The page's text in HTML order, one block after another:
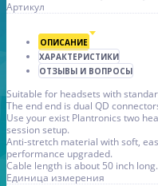
Артикул
ОПИСАНИЕ
ХАРАКТЕРИСТИКИ
ОТЗЫВЫ И ВОПРОСЫ
Suitable for headsets with
The end end is dual QD
Use your exist Plantronics two
session setup.
Anti-stretch material with soft,
performance upgraded.
Cable length is about 50 inch long.
Единица измерения